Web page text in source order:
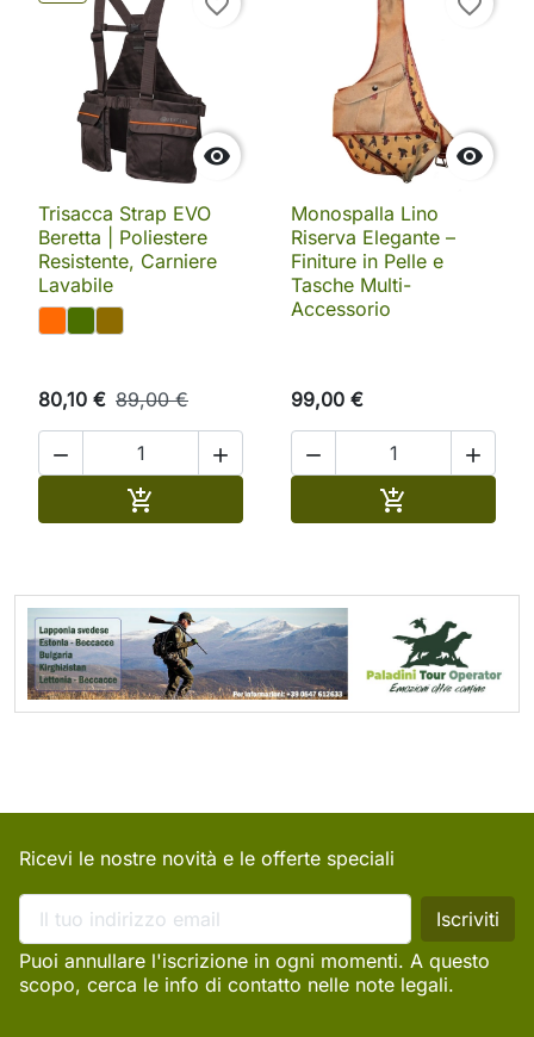

Trisacca Strap EVO
Beretta | Poliestere
Resistente, Carniere
Lavabile
80,10 € 89,00 €
 


Monospalla Lino
Riserva Elegante –
Finiture in Pelle e
Tasche Multi-
Accessorio
99,00 €
 

Ricevi le nostre novità e le offerte speciali
Puoi annullare l'iscrizione in ogni momenti. A questo
scopo, cerca le info di contatto nelle note legali.